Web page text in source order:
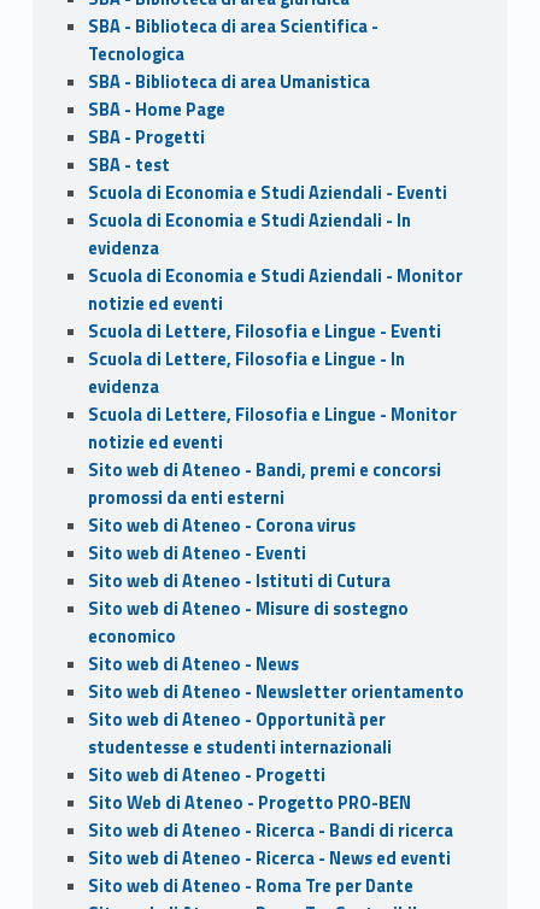
SBA - Biblioteca di area Scientifica -
Tecnologica
SBA - Biblioteca di area Umanistica
SBA - Home Page
SBA - Progetti
SBA - test
Scuola di Economia e Studi Aziendali - Eventi
Scuola di Economia e Studi Aziendali - In
evidenza
Scuola di Economia e Studi Aziendali - Monitor
notizie ed eventi
Scuola di Lettere, Filosofia e Lingue - Eventi
Scuola di Lettere, Filosofia e Lingue - In
evidenza
Scuola di Lettere, Filosofia e Lingue - Monitor
notizie ed eventi
Sito web di Ateneo - Bandi, premi e concorsi
promossi da enti esterni
Sito web di Ateneo - Corona virus
Sito web di Ateneo - Eventi
Sito web di Ateneo - Istituti di Cutura
Sito web di Ateneo - Misure di sostegno
economico
Sito web di Ateneo - News
Sito web di Ateneo - Newsletter orientamento
Sito web di Ateneo - Opportunità per
studentesse e studenti internazionali
Sito web di Ateneo - Progetti
Sito Web di Ateneo - Progetto PRO-BEN
Sito web di Ateneo - Ricerca - Bandi di ricerca
Sito web di Ateneo - Ricerca - News ed eventi
Sito web di Ateneo - Roma Tre per Dante